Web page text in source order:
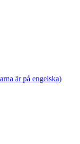
är på engelska)